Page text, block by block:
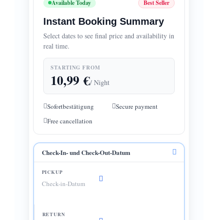
Available Today Best Seller
Instant Booking Summary
Select dates to see final price and availability in
real time.
STARTING FROM
10,99€/ Night
Sofortbestätigung
Secure payment
Free cancellation
Check-In- und Check-Out-Datum